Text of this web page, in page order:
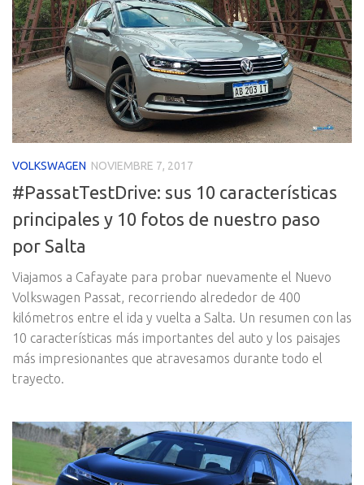
VOLKSWAGEN NOVIEMBRE 7, 2017
#PassatTestDrive: sus 10 características
principales y 10 fotos de nuestro paso
por Salta
Viajamos a Cafayate para probar nuevamente el Nuevo
Volkswagen Passat, recorriendo alrededor de 400
kilómetros entre el ida y vuelta a Salta. Un resumen con las
10 características más importantes del auto y los paisajes
más impresionantes que atravesamos durante todo el
trayecto.